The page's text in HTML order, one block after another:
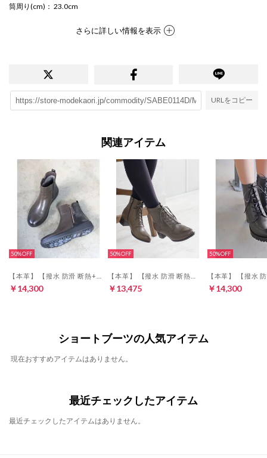
筒周り(cm) ： 23.0cm
さらに詳しい情報を表示
URLをコピー
関連アイテム
50%
￥14,300
50%
￥13,475
50%
￥14,300
ショートブーツの人気アイテム
現在おすすめアイテムはありません。
最近チェックしたアイテム
最近チェックしたアイテムはありません。